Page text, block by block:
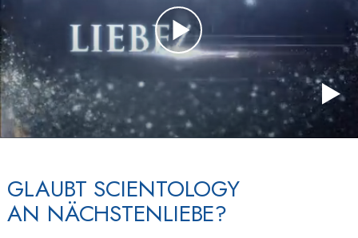
GLAUBT SCIENTOLOGY
AN NÄCHSTENLIEBE?